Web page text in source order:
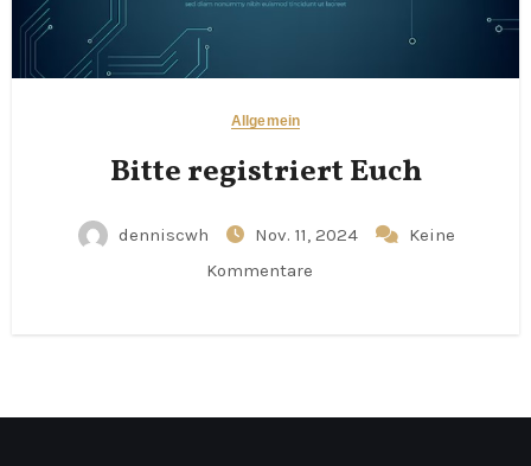
Allgemein
Bitte registriert Euch
denniscwh Nov. 11, 2024
Keine
Kommentare